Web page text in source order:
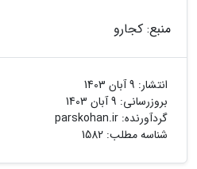
منبع: کجارو
انتشار: 9 آبان 1403
بروزرسانی: 9 آبان 1403
گردآورنده: parskohan.ir
شناسه مطلب: 1582